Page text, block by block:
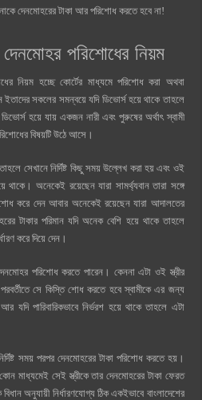
দেনমোহরের টাকা আর পরিশোধ করতে হবে না!
পরিশোধের নিয়ম
নিয়ম হচ্ছে কোর্টের মাধ্যমে পরিশোধ করা অথবা
ইতাদের সকলের সমন্বয়ে যদি ডিভোর্স হয়ে থাকে তাহলে
হয়ে যায় একজন নারী এবং পুরুষের অর্থাৎ স্বামী
বিষয়টি উঠে আসে।
সেখানে নির্দিষ্ট কিছু সময় উল্লেখ করা হয় এবং ওই
থাকে। অনেকেই রয়েছেন যারা সামর্থ্যবান তারা সঙ্গে
করে দেন আবার অনেকেই রয়েছেন যারা আদালতের
টাকার পরিমান যদি অনেক বেশি হয়ে থাকে তাহলে
করে দিয়ে দেন।
পরিশোধ করতে পারেন। কেননা এটা ওই স্ত্রীর
সে কিস্তি শোধ করতে হবে স্বামীকে এর জন্য
যদি পারিবারিকভাবে নির্ভরশ হয়ে থাকে তাহলে এটা
সময় পরপর দেনমোহরের টাকা পরিশোধ করতে হয়।
মাধ্যমেই সেই স্ত্রীকে তার দেনমোহরের টাকা ফেরত
অনুযায়ী নির্ধারণযোগ্য ঠিক একইভাবে বাংলাদেশের